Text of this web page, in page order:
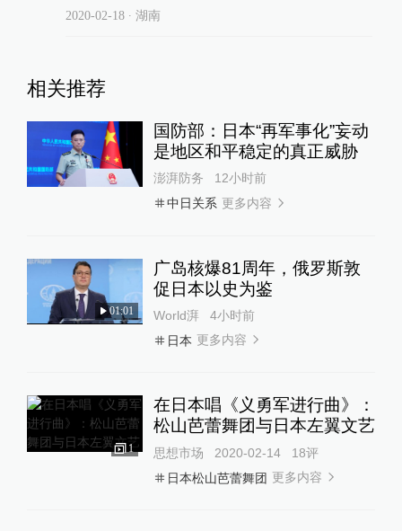
2020-02-18∙ 湖南
相关推荐
国防部：日本“再军事化”妄动
是地区和平稳定的真正威胁
澎湃防务
12小时前
中日关系 更多内容
01:01
广岛核爆81周年，俄罗斯敦
促日本以史为鉴
World湃
4小时前
日本 更多内容
1
在日本唱《义勇军进行曲》：
松山芭蕾舞团与日本左翼文艺
思想市场 2020-02-14 18评
日本松山芭蕾舞团 更多内容